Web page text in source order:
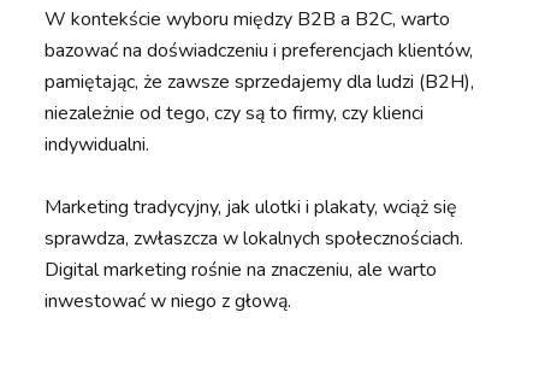
W kontekście wyboru między B2B a B2C, warto
bazować na doświadczeniu i preferencjach klientów,
pamiętając, że zawsze sprzedajemy dla ludzi (B2H),
niezależnie od tego, czy są to firmy, czy klienci
indywidualni.
Marketing tradycyjny, jak ulotki i plakaty, wciąż się
sprawdza, zwłaszcza w lokalnych społecznościach.
Digital marketing rośnie na znaczeniu, ale warto
inwestować w niego z głową.